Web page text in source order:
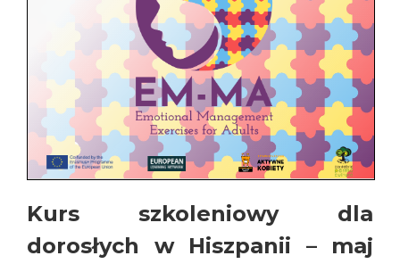
Kurs szkoleniowy dla
dorosłych w Hiszpanii – maj